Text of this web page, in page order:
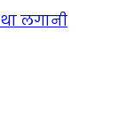
लगानी